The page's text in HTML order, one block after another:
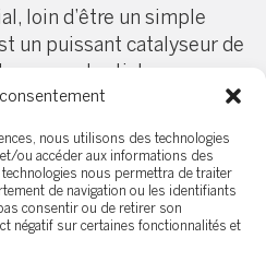
nous utilisons des technologies
ou accéder aux informations des
nous permettra de traiter
de navigation ou les identifiants
consentir ou de retirer son
négatif sur certaines fonctionnalités et
loin d’être un simple
un puissant catalyseur de
cet article, nous
ces espaces commerciaux
l’économie des villes,
social, culturel et
commerciales
la simple fourniture
bureaux ; elles sont des